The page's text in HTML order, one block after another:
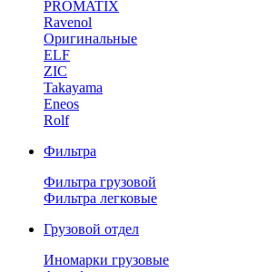
PROMATIX
Ravenol
Оригинальные
ELF
ZIC
Takayama
Eneos
Rolf
Фильтра
Фильтра грузовой
Фильтра легковые
Грузовой отдел
Иномарки грузовые